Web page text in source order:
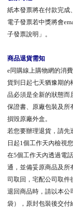
紙本發票將在付款完成
電子發票若中獎將會
子發票說明」。
商品退貨需知
e同購線上購物網的消
貨到日起七天猶豫期的
品必須是全新的狀態而
保證書、原廠包裝及所
損毀原廠外盒。
若您要辦理退貨，請先
日起1個工作天內檢視
在5個工作天內透過電
通，並備妥原商品及所
司取回，宅配公司取件
退回商品時，請以本公
袋），原封包裝後交付